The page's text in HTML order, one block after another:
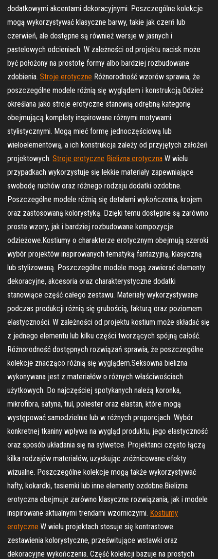
dodatkowymi akcentami dekoracyjnymi. Poszczególne kolekcje
mogą wykorzystywać klasyczne barwy, takie jak czerń lub
czerwień, ale dostępne są również wersje w jasnych i
pastelowych odcieniach. W zależności od projektu nacisk może
być położony na prostotę formy albo bardziej rozbudowane
zdobienia. Stroje erotyczne Różnorodność wzorów sprawia, że
poszczególne modele różnią się wyglądem i konstrukcją.Odzież
określana jako stroje erotyczne stanowią odrębną kategorię
obejmującą komplety inspirowane różnymi motywami
stylistycznymi. Mogą mieć formę jednoczęściową lub
wieloelementową, a ich konstrukcja zależy od przyjętych założeń
projektowych. Stroje erotyczne Bielizna erotyczna W wielu
przypadkach wykorzystuje się lekkie materiały zapewniające
swobodę ruchów oraz różnego rodzaju dodatki ozdobne.
Poszczególne modele różnią się detalami wykończenia, krojem
oraz zastosowaną kolorystyką. Dzięki temu dostępne są zarówno
proste wzory, jak i bardziej rozbudowane kompozycje
odzieżowe.Kostiumy o charakterze erotycznym obejmują szeroki
wybór projektów inspirowanych tematyką fantazyjną, klasyczną
lub stylizowaną. Poszczególne modele mogą zawierać elementy
dekoracyjne, akcesoria oraz charakterystyczne dodatki
stanowiące część całego zestawu. Materiały wykorzystywane
podczas produkcji różnią się grubością, fakturą oraz poziomem
elastyczności. W zależności od projektu kostium może składać się
z jednego elementu lub kilku części tworzących spójną całość.
Różnorodność dostępnych rozwiązań sprawia, że poszczególne
kolekcje znacząco różnią się wyglądem.Seksowna bielizna
wykonywana jest z materiałów o różnych właściwościach
użytkowych. Do najczęściej spotykanych należą koronka,
mikrofibra, satyna, tiul, poliester oraz elastan, które mogą
występować samodzielnie lub w różnych proporcjach. Wybór
konkretnej tkaniny wpływa na wygląd produktu, jego elastyczność
oraz sposób układania się na sylwetce. Projektanci często łączą
kilka rodzajów materiałów, uzyskując zróżnicowane efekty
wizualne. Poszczególne kolekcje mogą także wykorzystywać
hafty, kokardki, tasiemki lub inne elementy ozdobne.Bielizna
erotyczna obejmuje zarówno klasyczne rozwiązania, jak i modele
inspirowane aktualnymi trendami wzorniczymi. Kostiumy
erotyczne W wielu projektach stosuje się kontrastowe
zestawienia kolorystyczne, prześwitujące wstawki oraz
dekoracyjne wykończenia. Część kolekcji bazuje na prostych